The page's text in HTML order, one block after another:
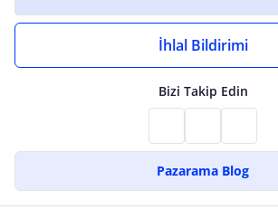
İhlal Bildirimi
Bizi Takip Edin
Pazarama Blog